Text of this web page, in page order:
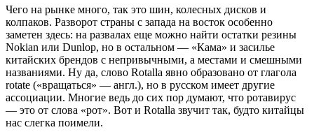
Чего на рынке много, так это шин, колесных дисков и
колпаков. Разворот страны с запада на восток особенно
заметен здесь: на развалах еще можно найти остатки резины
Nokian или Dunlop, но в остальном — «Кама» и засилье
китайских брендов с непривычными, а местами и смешными
названиями. Ну да, слово Rotalla явно образовано от глагола
rotate («вращаться» — англ.), но в русском имеет другие
ассоциации. Многие ведь до сих пор думают, что ротавирус
— это от слова «рот». Вот и Rotalla звучит так, будто китайцы
нас слегка поимели.